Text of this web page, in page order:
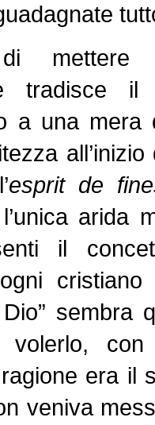
mettere
tradisce
a una mera
esprit de
arida
il
sembra
volerlo,
era il
veniva